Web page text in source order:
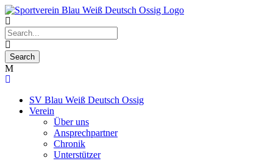
SV Blau Weiß Deutsch Ossig
Verein
Über uns
Ansprechpartner
Chronik
Unterstützer